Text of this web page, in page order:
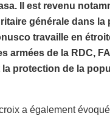
Il est revenu
générale dans la
travaille en
armées de la RDC,
protection de la
a également